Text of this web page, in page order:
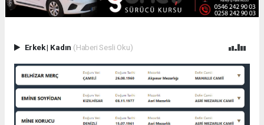
Erkek| Kadın (Haberi Sesli Oku)